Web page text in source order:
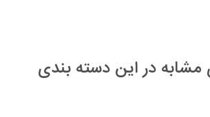
در این دسته بندی